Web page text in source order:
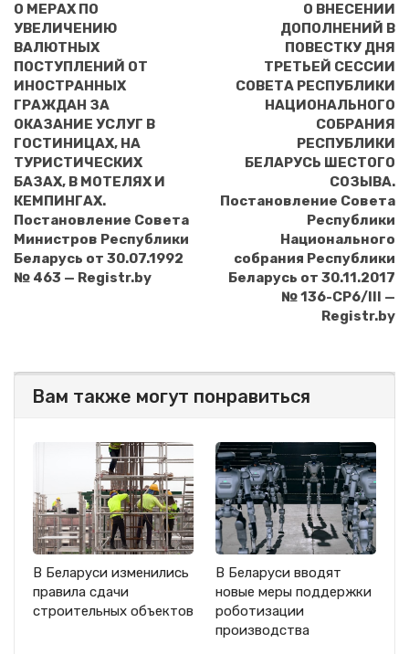
О МЕРАХ ПО
УВЕЛИЧЕНИЮ
ВАЛЮТНЫХ
ПОСТУПЛЕНИЙ ОТ
ИНОСТРАННЫХ
ГРАЖДАН ЗА
ОКАЗАНИЕ УСЛУГ В
ГОСТИНИЦАХ, НА
ТУРИСТИЧЕСКИХ
БАЗАХ, В МОТЕЛЯХ И
КЕМПИНГАХ.
Постановление Совета
Министров Республики
Беларусь от 30.07.1992
№ 463 — Registr.by
О ВНЕСЕНИИ
ДОПОЛНЕНИЙ В
ПОВЕСТКУ ДНЯ
ТРЕТЬЕЙ СЕССИИ
СОВЕТА РЕСПУБЛИКИ
НАЦИОНАЛЬНОГО
СОБРАНИЯ
РЕСПУБЛИКИ
БЕЛАРУСЬ ШЕСТОГО
СОЗЫВА.
Постановление Совета
Республики
Национального
собрания Республики
Беларусь от 30.11.2017
№ 136-СР6/III —
Registr.by
Вам также могут понравиться
В Беларуси изменились
правила сдачи
строительных объектов
В Беларуси вводят
новые меры поддержки
роботизации
производства